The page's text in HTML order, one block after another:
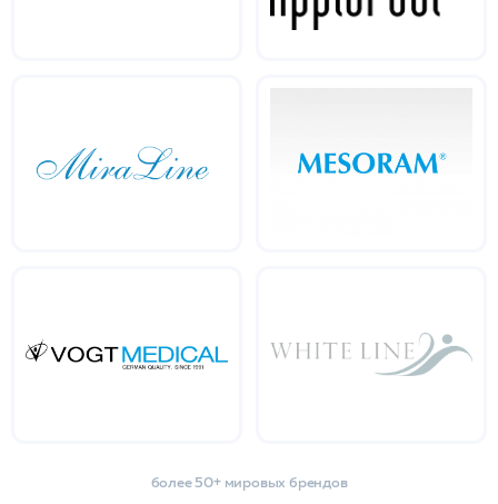
более 50+ мировых брендов